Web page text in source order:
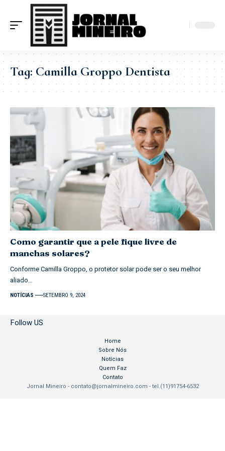
Tag:Camilla Groppo Dentista
Como garantir que a pele fique livre de
manchas solares?
Conforme Camilla Groppo, o protetor solar pode ser o seu melhor
aliado…
NOTÍCIAS SETEMBRO 9, 2024
Follow US
Jornal Mineiro - contato@jornalmineiro.com - tel.(11)91754-6532
Home
Sobre Nós
Notícias
Quem Faz
Contato